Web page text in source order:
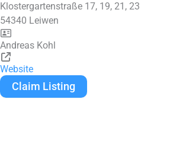
Klostergartenstraße 17, 19, 21, 23
54340 Leiwen
Andreas Kohl
Website
Claim Listing